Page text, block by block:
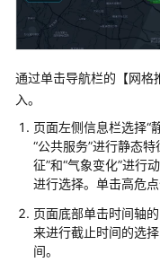
采
平
操
说
明
AI
演
算
通过单击导航栏的【网格
入。
页面左侧信息栏选择“
“公共服务”进行静态
征”和“气象变化”进行
进行选择。单击高危
页面底部单击时间轴
来进行截止时间的选
间。